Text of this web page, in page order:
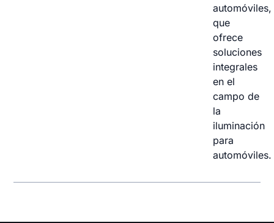
automóviles,
que
ofrece
soluciones
integrales
en el
campo de
la
iluminación
para
automóviles.